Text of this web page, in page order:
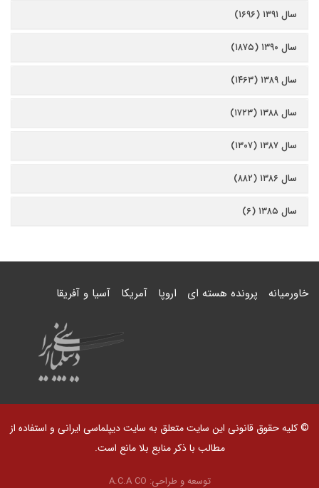
سال ۱۳۹۱ (۱۶۹۶)
سال ۱۳۹۰ (۱۸۷۵)
سال ۱۳۸۹ (۱۴۶۳)
سال ۱۳۸۸ (۱۷۲۳)
سال ۱۳۸۷ (۱۳۰۷)
سال ۱۳۸۶ (۸۸۲)
سال ۱۳۸۵ (۶)
خاورمیانه پرونده هسته ای اروپا آمریکا آسیا و آفریقا
© کلیه حقوق قانونی این سایت متعلق به سایت دیپلماسی ایرانی و استفاده از
مطالب با ذکر منابع بلا مانع است.
توسعه و طراحی: A.C.A CO